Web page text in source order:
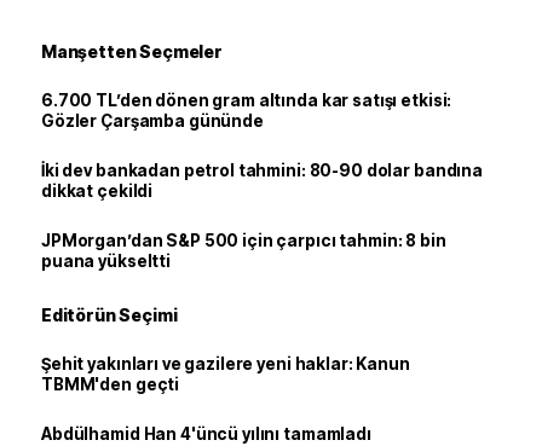
Manşetten Seçmeler
6.700 TL’den dönen gram altında kar satışı etkisi:
Gözler Çarşamba gününde
İki dev bankadan petrol tahmini: 80-90 dolar bandına
dikkat çekildi
JPMorgan’dan S&P 500 için çarpıcı tahmin: 8 bin
puana yükseltti
Editörün Seçimi
Şehit yakınları ve gazilere yeni haklar: Kanun
TBMM'den geçti
Abdülhamid Han 4'üncü yılını tamamladı